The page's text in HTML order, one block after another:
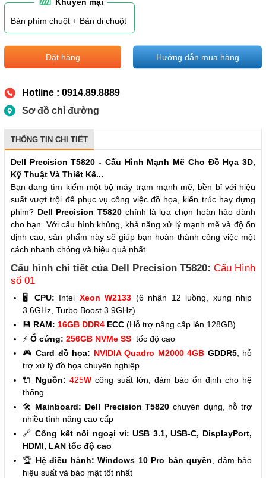
Bàn phím chuột + Bàn di chuột
Đặt hàng Hướng dẫn mua hàng
Hotline : 0914.89.8889
Sơ đồ chỉ đường
THÔNG TIN CHI TIẾT
Dell Precision T5820 - Cấu Hình Mạnh Mẽ Cho Đồ Họa 3D,
Kỹ Thuật Và Thiết Kế...
Bạn đang tìm kiếm một bộ máy trạm mạnh mẽ, bền bỉ với hiệu
suất vượt trội để phục vụ công việc đồ họa, kiến trúc hay dựng
phim? Dell Precision T5820 chính là lựa chọn hoàn hảo dành
cho bạn. Với cấu hình khủng, khả năng xử lý mạnh mẽ và độ ổn
định cao, sản phẩm này sẽ giúp bạn hoàn thành công việc một
cách nhanh chóng và hiệu quả nhất.
Cấu hình chi tiết của Dell Precision T5820: Cấu Hình
số 01
🖥️ CPU: Intel Xeon W2133 (6 nhân 12 luồng, xung nhịp
3.6GHz, Turbo Boost 3.9GHz)
💾 RAM: 16GB DDR4 ECC (Hỗ trợ nâng cấp lên 128GB)
⚡ Ổ cứng: 256GB NVMe SS tốc độ cao
🎮 Card đồ họa: NVIDIA Quadro M2000 4GB GDDR5, hỗ
trợ xử lý đồ họa chuyên nghiệp
🔌 Nguồn: 425W công suất lớn, đảm bảo ổn định cho hệ
thống
🛠️ Mainboard: Dell Precision T5820 chuyên dụng, hỗ trợ
nhiều tính năng cao cấp
🔗Cổng kết nối ngoại vi: USB 3.1, USB-C, DisplayPort,
HDMI, LAN tốc độ cao
🏆 Hệ điều hành: Windows 10 Pro bản quyền , đảm bảo
hiệu suất và bảo mật tốt nhất